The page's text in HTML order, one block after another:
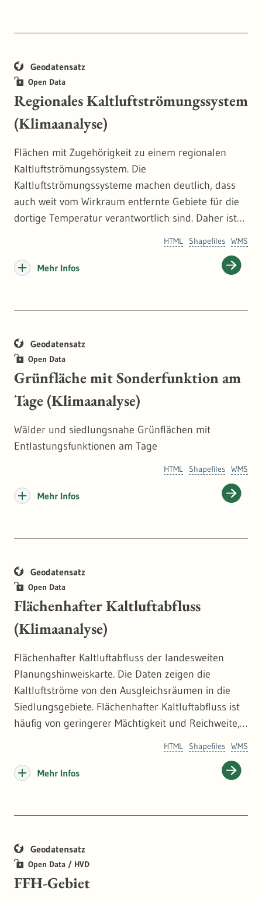
Geodatensatz
Open Data
Regionales Kaltluftströmungssystem
(Klimaanalyse)
Flächen mit Zugehörigkeit zu einem regionalen
Kaltluftströmungssystem. Die
Kaltluftströmungssysteme machen deutlich, dass
auch weit vom Wirkraum entfernte Gebiete für die
dortige Temperatur verantwortlich sind. Daher ist
auch in überregionalen Planungen von Bedeutung.
Die zugehörigen Flächen der
WMS
Shapefiles
HTML
Mehr Infos
Geodatensatz
Open Data
Grünfläche mit Sonderfunktion am
Tage (Klimaanalyse)
Wälder und siedlungsnahe Grünflächen mit
Entlastungsfunktionen am Tage
WMS
Shapefiles
HTML
Mehr Infos
Geodatensatz
Open Data
Flächenhafter Kaltluftabfluss
(Klimaanalyse)
Flächenhafter Kaltluftabfluss der landesweiten
Planungshinweiskarte. Die Daten zeigen die
Kaltluftströme von den Ausgleichsräumen in die
Siedlungsgebiete. Flächenhafter Kaltluftabfluss ist
häufig von geringerer Mächtigkeit und Reichweite,
störungsempfindlich als die linearen
https://www.lubw.ba
WMS
Shapefiles
HTML
Mehr Infos
Geodatensatz
Open Data / HVD
FFH-Gebiet